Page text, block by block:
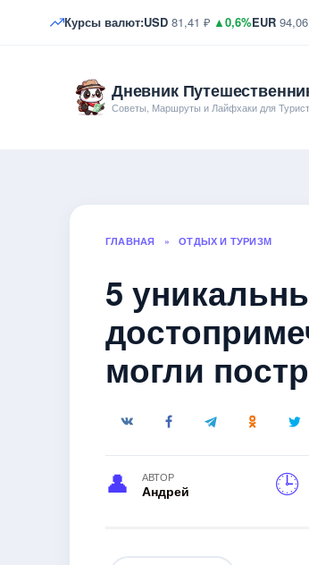
Курсы валют:USD 81,41 ₽ ▲0,6%EUR
Дневник
Советы, Маршруты и Лайфхаки для
ГЛАВНАЯ » ОТДЫХ И ТУРИЗМ
5
могли
АВТОР
Андрей